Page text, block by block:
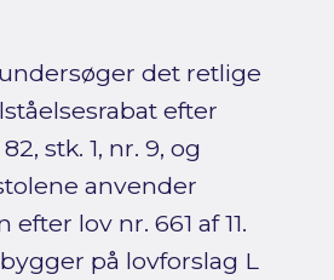
det retlige
efter
stk. 1, nr. 9, og
anvender
lov nr. 661 af 11.
på lovforslag L